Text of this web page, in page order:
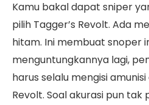
Kamu bakal dapat sniper
pilih Tagger’s Revolt. Ada
hitam. Ini membuat snoper
menguntungkannya lagi,
harus selalu mengisi
Revolt. Soal akurasi pun tak